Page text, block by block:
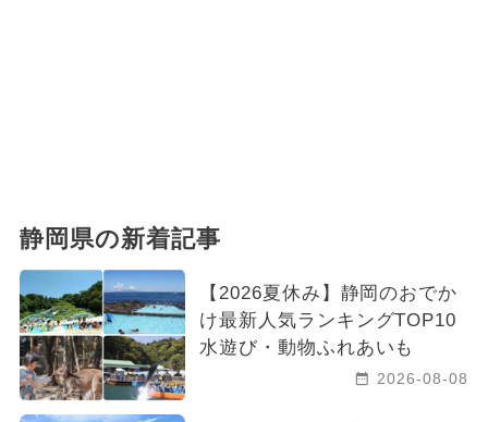
静岡県の新着記事
【2026夏休み】静岡のおでか
け最新人気ランキングTOP10
水遊び・動物ふれあいも
2026-08-08